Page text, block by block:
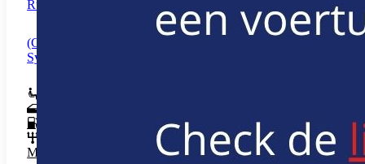
Ruime gezinswagen SUV - automaat
(Citroën C5 - Peugeot 3008 - Renault
Symbioz - Skoda Karoq)
Meer info